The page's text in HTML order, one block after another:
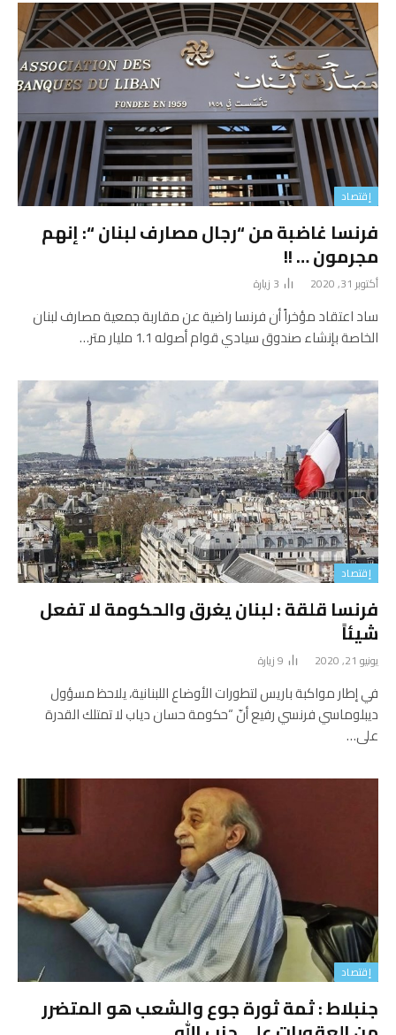
إقتصاد
فرنسا غاضبة من “رجال مصارف لبنان “: إنهم
مجرمون … !!
أكتوبر 31, 2020 3 زيارة
ساد اعتقاد مؤخراً أن فرنسا راضية عن مقاربة جمعية مصارف لبنان
الخاصة بإنشاء صندوق سيادي قوام أصوله 1.1 مليار متر…
إقتصاد
فرنسا قلقة : لبنان يغرق والحكومة لا تفعل
شيئاً
يونيو 21, 2020 9زيارة
في إطار مواكبة باريس لتطورات الأوضاع اللبنانية، يلاحظ مسؤول
ديبلوماسي فرنسي رفيع أنّ “حكومة حسان دياب لا تمتلك القدرة
على…
إقتصاد
جنبلاط : ثمة ثورة جوع والشعب هو المتضرر